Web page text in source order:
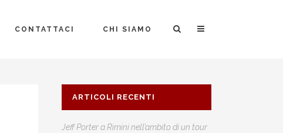
CONTATTACI CHI SIAMO
ARTICOLI RECENTI
Jeff Porter a Rimini nell’ambito di un tour